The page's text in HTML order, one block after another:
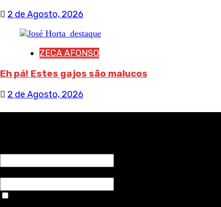
2 de Agosto, 2026
ZECA AFONSO
Eh pá! Estes gajos são malucos
2 de Agosto, 2026